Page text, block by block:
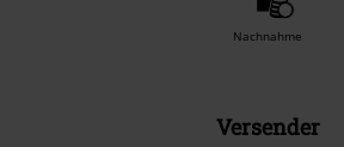
Nachnahme
Versender